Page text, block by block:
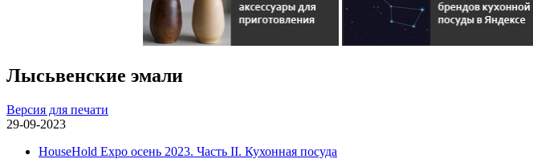
Лысьвенские эмали
Версия для печати
29-09-2023
HouseHold Expo осень 2023. Часть II. Кухонная посуда